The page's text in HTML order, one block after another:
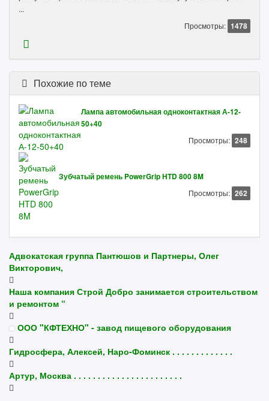
...
Просмотры: 1478
Похожие по теме
Лампа автомобильная одноконтактная А-12-
50+40
Просмотры: 248
Зубчатый ремень PowerGrip HTD 800 8M
Просмотры: 262
Адвокатская группа Пантюшов и Партнеры, Олег
Викторович,
Наша компания Строй Добро занимается строительством
и ремонтом “
ООО "КФТЕХНО" - завод пищевого оборудования
Гидросфера, Алексей, Наро-Фоминск . . . . . . . . . . . . .
Артур, Москва . . . . . . . . . . . . . . . . . . . . . . .